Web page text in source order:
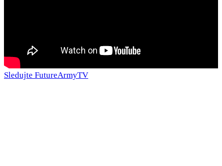
Sledujte FutureArmyTV